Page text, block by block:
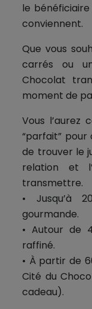
le
conviennent.
Que vous
carrés ou
Chocolat
moment de
Vous l’aurez
“parfait” pour
de trouver le
relation et
transmettre.
• Jusqu’à
gourmande.
• Autour de
raffiné.
• À partir de
Cité du
cadeau).